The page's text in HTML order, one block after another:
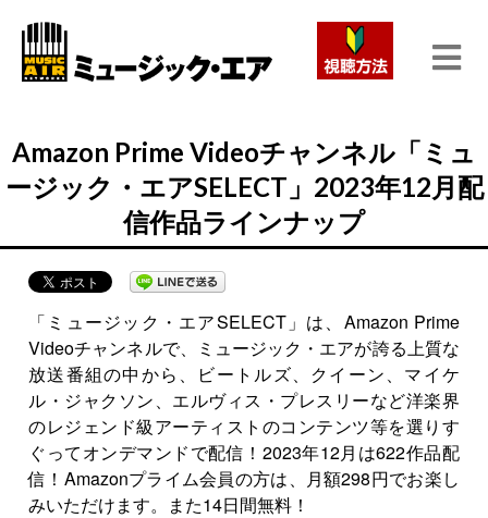
Amazon Prime Videoチャンネル「ミュ
ージック・エアSELECT」2023年12月配
信作品ラインナップ
「ミュージック・エアSELECT」は、Amazon Prime
Videoチャンネルで、ミュージック・エアが誇る上質な
放送番組の中から、ビートルズ、クイーン、マイケ
ル・ジャクソン、エルヴィス・プレスリーなど洋楽界
のレジェンド級アーティストのコンテンツ等を選りす
ぐってオンデマンドで配信！2023年12月は622作品配
信！Amazonプライム会員の方は、月額298円でお楽し
みいただけます。また14日間無料！